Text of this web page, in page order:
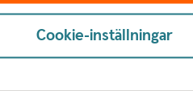
Pay
Cookie-inställningar